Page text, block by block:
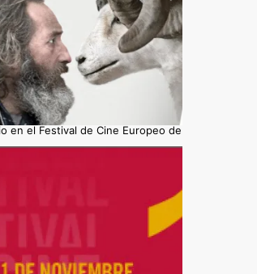
en el Festival de Cine Europeo de